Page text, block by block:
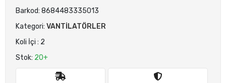
Barkod: 8684483335013
Kategori: VANTİLATÖRLER
Koli İçi : 2
Stok: 20+